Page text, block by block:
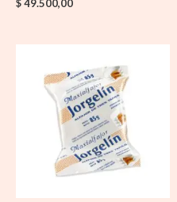
$49.500,00